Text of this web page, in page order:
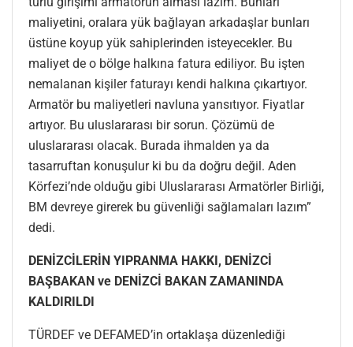
maliyetini, oralara yük bağlayan arkadaşlar bunları
üstüne koyup yük sahiplerinden isteyecekler. Bu
maliyet de o bölge halkına fatura ediliyor. Bu işten
nemalanan kişiler faturayı kendi halkına çıkartıyor.
Armatör bu maliyetleri navluna yansıtıyor. Fiyatlar
artıyor. Bu uluslararası bir sorun. Çözümü de
uluslararası olacak. Burada ihmalden ya da
tasarruftan konuşulur ki bu da doğru değil. Aden
Körfezi’nde olduğu gibi Uluslararası Armatörler Birliği,
BM devreye girerek bu güvenliği sağlamaları lazım”
dedi.
DENİZCİLERİN YIPRANMA HAKKI, DENİZCİ
BAŞBAKAN ve DENİZCİ BAKAN ZAMANINDA
KALDIRILDI
TÜRDEF ve DEFAMED’in ortaklaşa düzenlediği